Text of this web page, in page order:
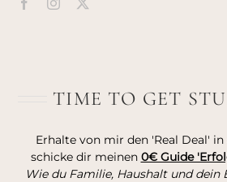
TIME TO GET
Erhalte von mir den 'Real Deal'
schicke dir meinen 0€ Guide
Wie du Familie, Haushalt und dein